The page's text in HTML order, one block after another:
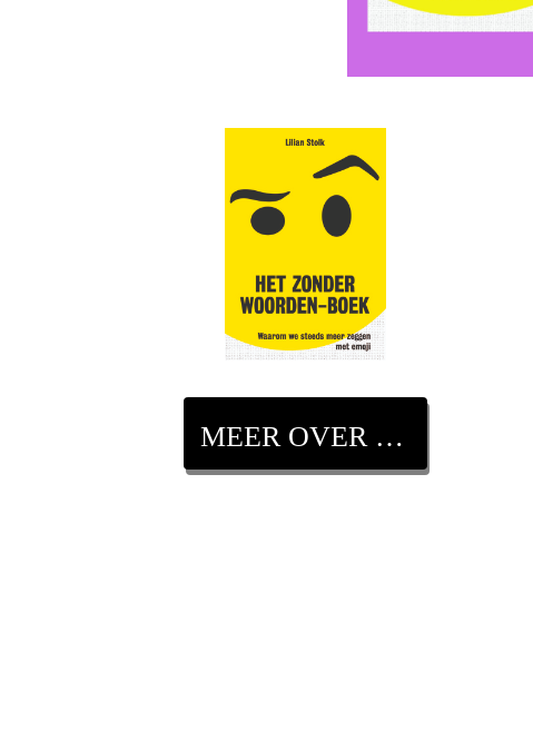
MEER OVER DIT BOEK